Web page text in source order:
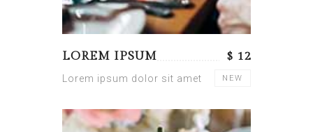
LOREM IPSUM $ 12
Lorem ipsum dolor sit amet NEW